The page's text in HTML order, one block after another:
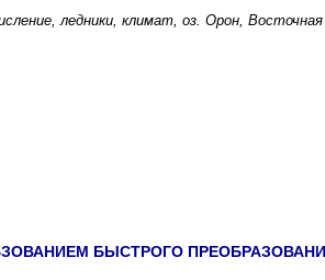
ледники, климат, оз. Орон,
БЫСТРОГО